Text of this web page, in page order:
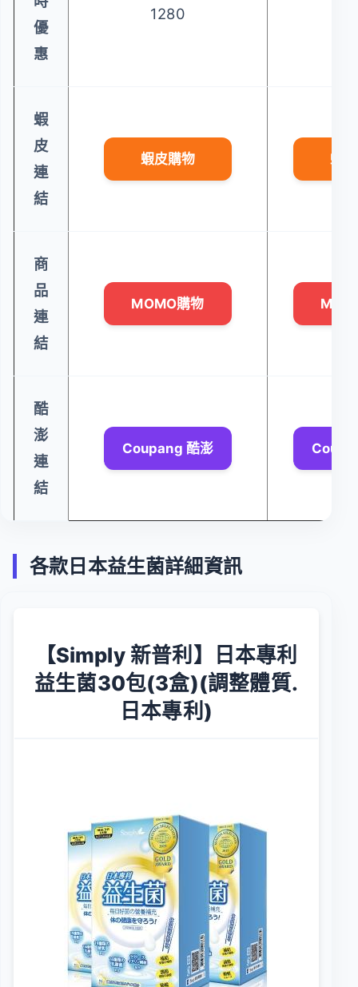
優
惠
1280
蝦
皮
連
結
蝦皮購物 蝦
商
品
連
結
MOMO購物
酷
澎
連
結
Coupang 酷澎
各款日本益生菌詳細資訊
【Simply 新普利】日本專利
益生菌30包(3盒)(調整體質.
日本專利)